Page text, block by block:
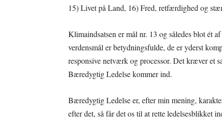
15) Livet på Land, 16) Fred, retfærdighed og
Klimaindsatsen er mål nr. 13 og således blot ét
verdensmål er betydningsfulde, de er yderst
responsive netværk og processor. Det kræver et
Bæredygtig Ledelse kommer ind.
Bæredygtig Ledelse er, efter min mening,
efter det, så får det os til at rette ledelsesblikket